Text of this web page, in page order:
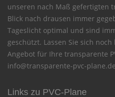
unseren nach Maß gefertigten
Blick nach drausen immer
Tageslicht optimal und sind
geschützt. Lassen Sie sich
Angebot für Ihre transparente
info@transparente-pvc-plane.de
Links zu PVC-Plane